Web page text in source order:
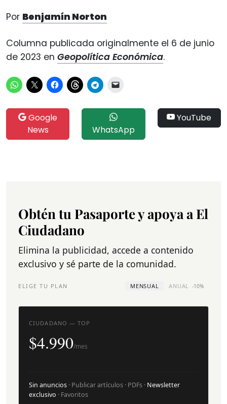
Por Benjamín Norton
Columna publicada originalmente el 6 de junio
de 2023 en Geopolítica Económica.
Google
News
WhatsApp
YouTube
Obtén tu Pasaporte y apoya a El
Ciudadano
Elimina la publicidad, accede a contenido
exclusivo y sé parte de la comunidad.
ELIGE TU PLAN MENSUAL ANUAL -10%
CIUDADANO — TOP
$4.990/mes
Sin anuncios · Publicar artículos · PDFs · Newsletter
exclusivo · Favoritos